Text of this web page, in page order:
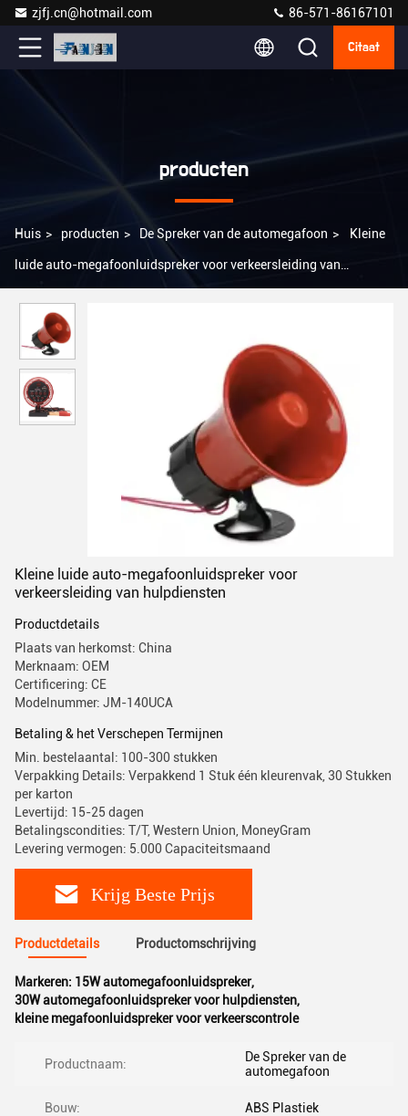
zjfj.cn@hotmail.com 86-571-86167101
Citaat
producten
Huis > producten > De Spreker van de automegafoon > Kleine
luide auto-megafoonluidspreker voor verkeersleiding van
Kleine luide auto-megafoonluidspreker voor
verkeersleiding van hulpdiensten
Productdetails
Plaats van herkomst: China
Merknaam: OEM
Certificering: CE
Modelnummer: JM-140UCA
Betaling & het Verschepen Termijnen
Min. bestelaantal: 100-300 stukken
Verpakking Details: Verpakkend 1 Stuk één kleurenvak, 30 Stukken
per karton
Levertijd: 15-25 dagen
Betalingscondities: T/T, Western Union, MoneyGram
Levering vermogen: 5.000 Capaciteitsmaand
Krijg Beste Prijs
Productdetails Productomschrijving
Markeren: 15W automegafoonluidspreker,
30W automegafoonluidspreker voor hulpdiensten,
kleine megafoonluidspreker voor verkeerscontrole
Productnaam:
De Spreker van de
automegafoon
Bouw: ABS Plastiek